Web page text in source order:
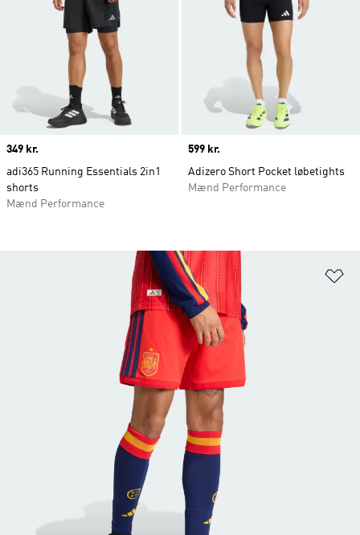
Price
349 kr.
adi365 Running Essentials 2in1
shorts
Mænd Performance
Price
599 kr.
Adizero Short Pocket løbetights
Mænd Performance